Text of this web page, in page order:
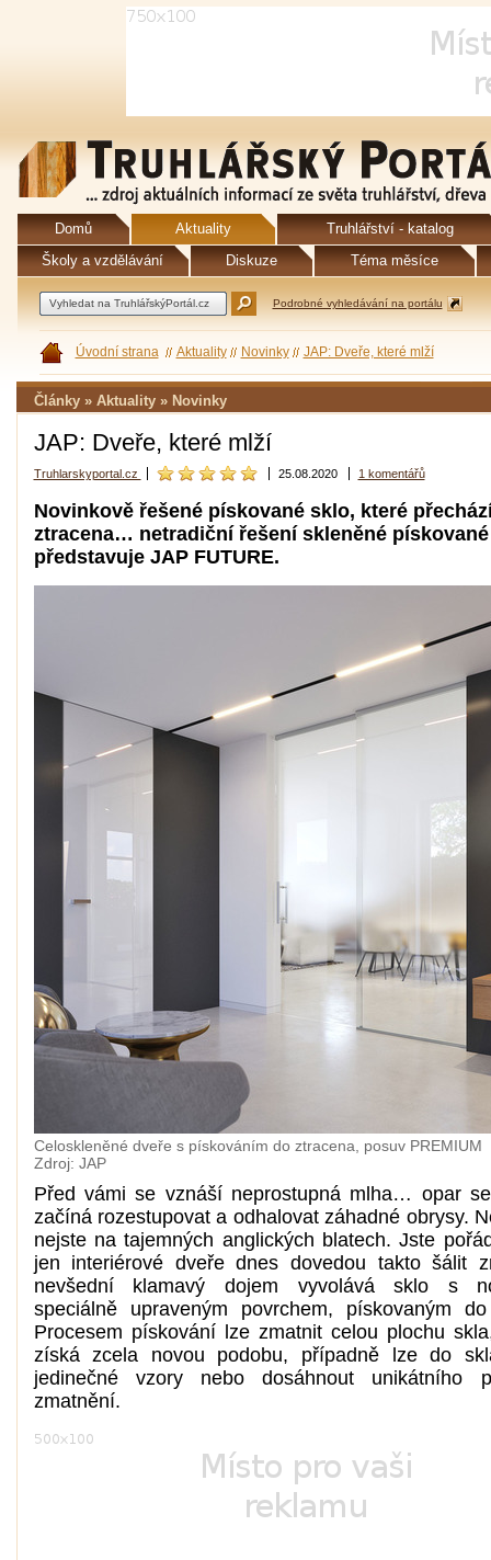
Domů Aktuality
Truhlářství - katalog
Školy a vzdělávání
Diskuze Téma měsíce
Podrobné vyhledávání na portálu
Úvodní strana Aktuality Novinky JAP: Dveře, které mlží
Články » Aktuality » Novinky
JAP: Dveře, které mlží
Truhlarskyportal.cz 25.08.2020 1 komentářů
Novinkově řešené pískované sklo, které
ztracena… netradiční řešení skleněné
představuje JAP FUTURE.
Celoskleněné dveře s pískováním do ztracena, posuv PREMIUM
Zdroj: JAP
Před vámi se vznáší neprostupná mlha… opar
začíná rozestupovat a odhalovat záhadné obrysy.
nejste na tajemných anglických blatech. Jste
jen interiérové dveře dnes dovedou takto šálit
nevšední klamavý dojem vyvolává sklo s
speciálně upraveným povrchem, pískovaným
Procesem pískování lze zmatnit celou plochu
získá zcela novou podobu, případně lze do
jedinečné vzory nebo dosáhnout unikátního
zmatnění.